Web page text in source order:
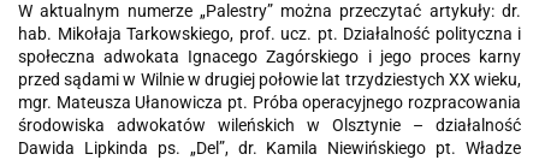
W aktualnym numerze „Palestry” można przeczytać artykuły: dr.
hab. Mikołaja Tarkowskiego, prof. ucz. pt. Działalność polityczna i
społeczna adwokata Ignacego Zagórskiego i jego proces karny
przed sądami w Wilnie w drugiej połowie lat trzydziestych XX wieku,
mgr. Mateusza Ułanowicza pt. Próba operacyjnego rozpracowania
środowiska adwokatów wileńskich w Olsztynie – działalność
Dawida Lipkinda ps. „Del”, dr. Kamila Niewińskiego pt. Władze